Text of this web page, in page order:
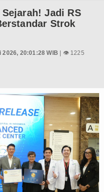
vs Aston Villa
Toba Gelar
Medan Dikukuhkan
Pengidap HIV/AIDS
Dibungkam Real Betis
Tumbang Ditekuk
Jadi RS
Strok
2026, 20:01:28 WIB | 👁 1225